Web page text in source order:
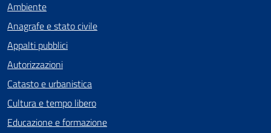
Ambiente
Anagrafe e stato civile
Appalti pubblici
Autorizzazioni
Catasto e urbanistica
Cultura e tempo libero
Educazione e formazione